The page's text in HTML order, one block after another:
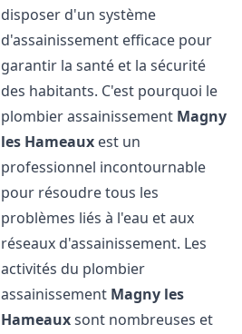
disposer d'un système
d'assainissement efficace pour
garantir la santé et la sécurité
des habitants. C'est pourquoi le
plombier assainissement Magny
les Hameaux est un
professionnel incontournable
pour résoudre tous les
problèmes liés à l'eau et aux
réseaux d'assainissement. Les
activités du plombier
assainissement Magny les
Hameauxsont nombreuses et